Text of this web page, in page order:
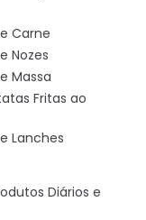
Carne
Nozes
Massa
Fritas ao
Lanches
Diários e